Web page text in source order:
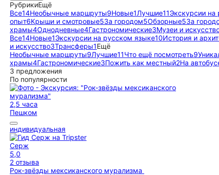
РубрикиЕщё
Все14Необычные маршруты9Новые1Лучшие11Экскурсии
опыт6Крыши и смотровые5За городом5Обзорные5За
храмы4Однодневные4Гастрономические3Музеи и
Все14Новые1Экскурсии на русском языке10История и
и искусство3Трансферы1Ещё
Необычные маршруты9Лучшие11Что ещё посмотреть9
храмы4Гастрономические3Пожить как местный2На
3 предложения
По популярности
2,5 часа
Пешком
индивидуальная
Серж
5,0
2 отзыва
Рок-звёзды мексиканского мурализма